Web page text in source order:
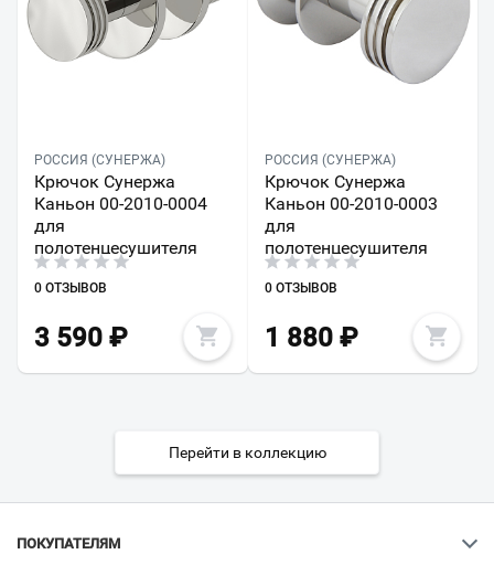
РОССИЯ (СУНЕРЖА)
Крючок Сунержа
Каньон 00-2010-0004
для
полотенцесушителя
0 ОТЗЫВОВ
3 590 ₽
РОССИЯ (СУНЕРЖА)
Крючок Сунержа
Каньон 00-2010-0003
для
полотенцесушителя
0 ОТЗЫВОВ
1 880₽
Перейти в коллекцию
ПОКУПАТЕЛЯМ